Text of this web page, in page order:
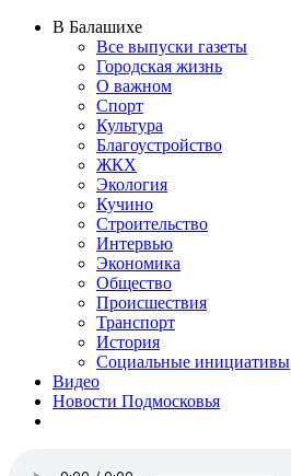
В Балашихе
Все выпуски газеты
Городская жизнь
О важном
Спорт
Культура
Благоустройство
ЖКХ
Экология
Кучино
Строительство
Интервью
Экономика
Общество
Происшествия
Транспорт
История
Социальные инициативы
Видео
Новости Подмосковья